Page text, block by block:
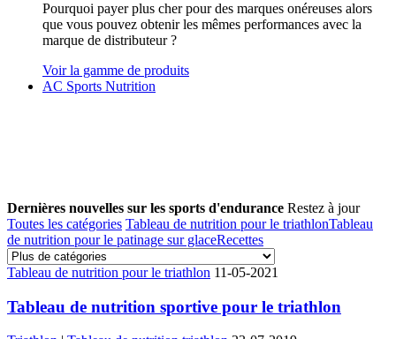
Pourquoi payer plus cher pour des marques onéreuses alors
que vous pouvez obtenir les mêmes performances avec la
marque de distributeur ?
Voir la gamme de produits
AC Sports Nutrition
Dernières nouvelles sur les sports d'endurance Restez à jour
Toutes les catégories Tableau de nutrition pour le triathlonTableau
de nutrition pour le patinage sur glaceRecettes
Tableau de nutrition pour le triathlon 11-05-2021
Tableau de nutrition sportive pour le triathlon